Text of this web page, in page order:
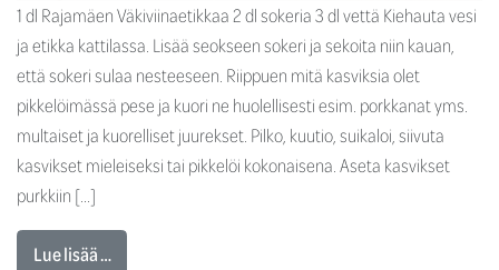
1 dl Rajamäen Väkiviinaetikkaa 2 dl sokeria 3 dl vettä Kiehauta vesi
ja etikka kattilassa. Lisää seokseen sokeri ja sekoita niin kauan,
että sokeri sulaa nesteeseen. Riippuen mitä kasviksia olet
pikkelöimässä pese ja kuori ne huolellisesti esim. porkkanat yms.
multaiset ja kuorelliset juurekset. Pilko, kuutio, suikaloi, siivuta
kasvikset mieleiseksi tai pikkelöi kokonaisena. Aseta kasvikset
purkkiin […]
Lue lisää …